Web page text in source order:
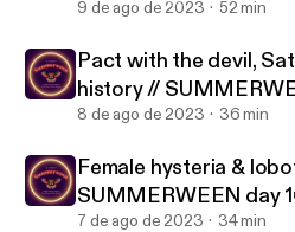
9 de ago de 2023 52 min
Pact with the devil,
history //
8 de ago de 2023 36 min
Female hysteria &
SUMMERWEEN day
7 de ago de 2023 34 min